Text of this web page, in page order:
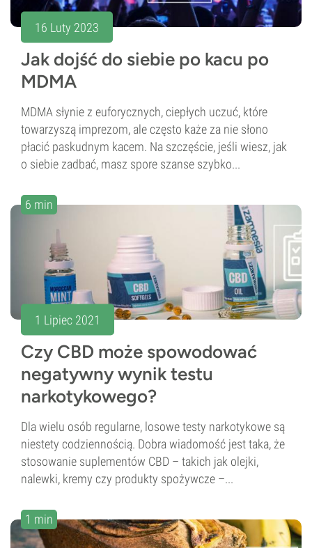
16 Luty 2023
Jak dojść do siebie po kacu po
MDMA
MDMA słynie z euforycznych, ciepłych uczuć, które
towarzyszą imprezom, ale często każe za nie słono
płacić paskudnym kacem. Na szczęście, jeśli wiesz, jak
o siebie zadbać, masz spore szanse szybko...
6 min
1 Lipiec 2021
Czy CBD może spowodować
negatywny wynik testu
narkotykowego?
Dla wielu osób regularne, losowe testy narkotykowe są
niestety codziennością. Dobra wiadomość jest taka, że
stosowanie suplementów CBD – takich jak olejki,
nalewki, kremy czy produkty spożywcze –...
1 min